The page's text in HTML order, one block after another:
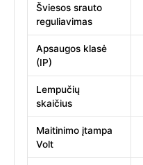
Šviesos srauto
reguliavimas
Apsaugos klasė
(IP)
Lempučių
skaičius
Maitinimo įtampa
Volt